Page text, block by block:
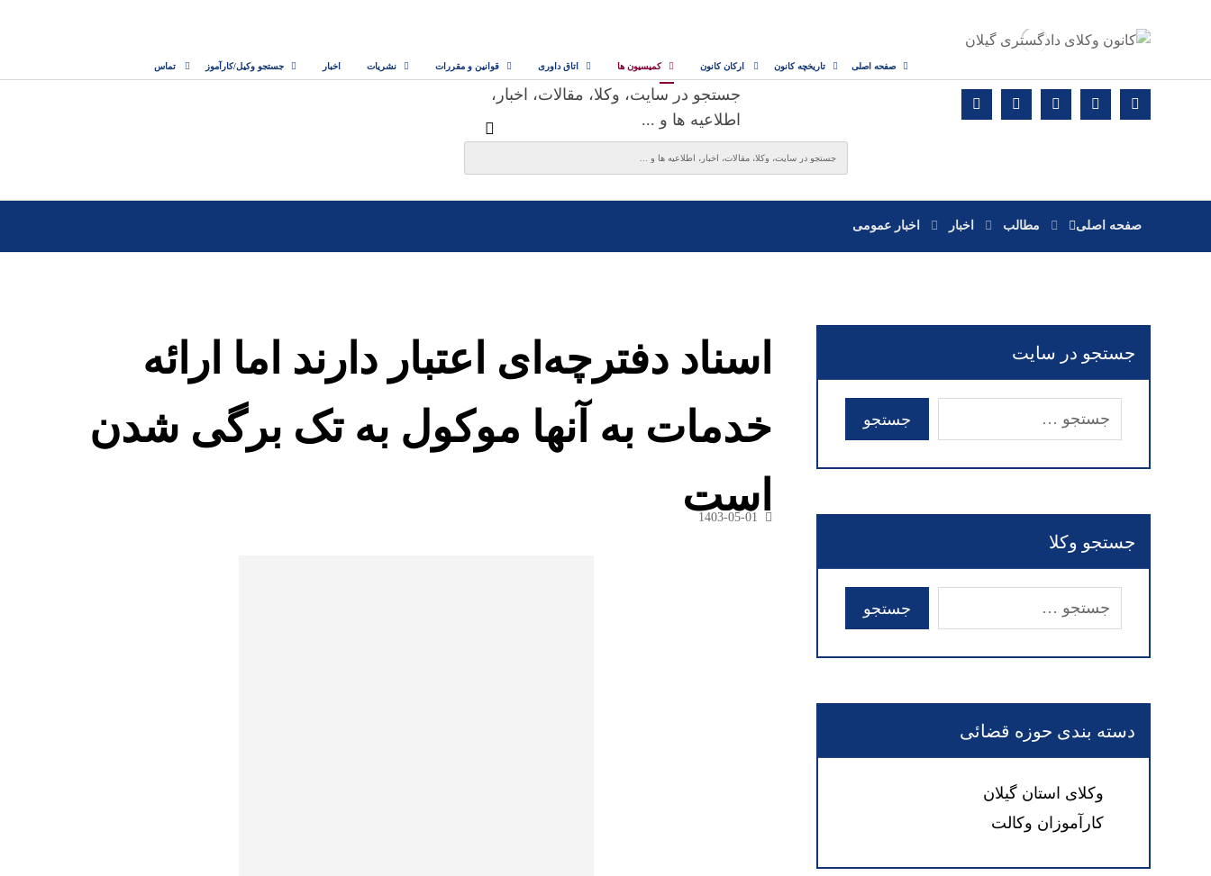
صفحه اصلی تاریخچه کانون ارکان کانون کمیسیون ها اتاق داوری قوانین و مقررات نشریات اخبار جستجو وکیل/کارآموز تماس
جستجو در سایت، وکلا، مقالات، اخبار،
اطلاعیه ها و ...
صفحه اصلی مطالب اخبار اخبار عمومی
اسناد دفترچه‌ای اعتبار دارند اما ارائه
خدمات به آنها موکول به تک برگی شدن
است
1403-05-01
جستجو در سایت
جستجو وکلا
دسته بندی حوزه قضائی
وکلای استان گیلان
کارآموزان وکالت